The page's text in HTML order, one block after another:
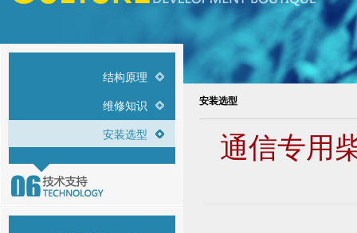
结构原理
维修知识
安装选型
安装选型
通信专用